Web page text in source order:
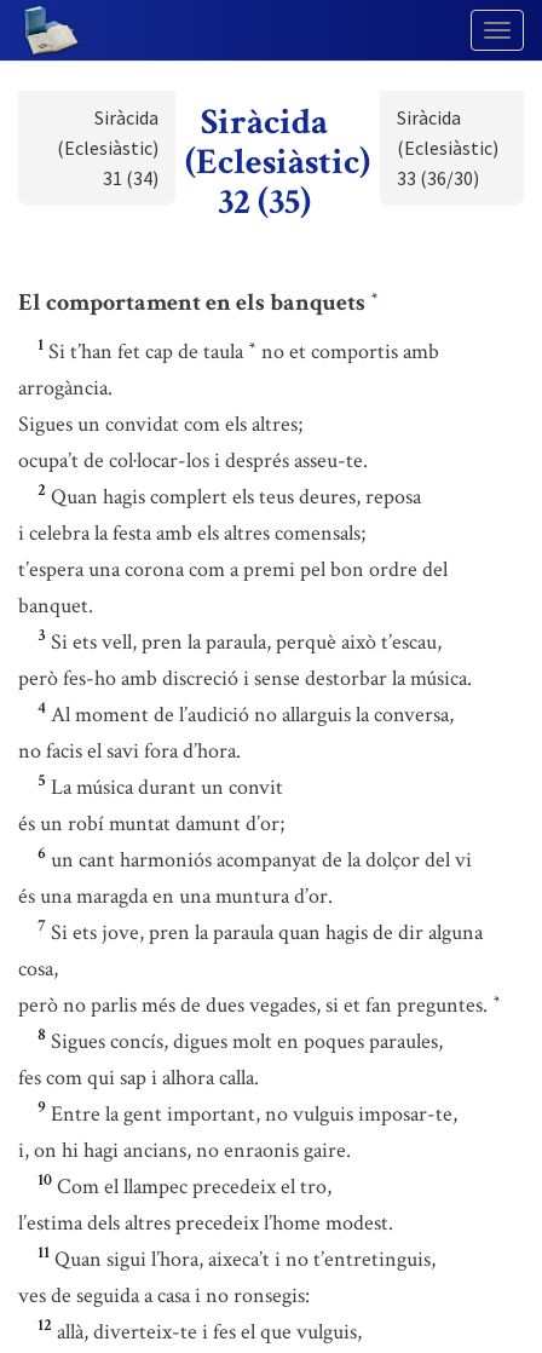
Siràcida
(Eclesiàstic)
31 (34)
Siràcida
(Eclesiàstic)
32 (35)
Siràcida
(Eclesiàstic)
33 (36/30)
El comportament en els banquets *
1 Si t’han fet cap de taula * no et comportis amb
arrogància.
Sigues un convidat com els altres;
ocupa’t de col·locar-los i després asseu-te.
2 Quan hagis complert els teus deures, reposa
i celebra la festa amb els altres comensals;
t’espera una corona com a premi pel bon ordre del
banquet.
3 Si ets vell, pren la paraula, perquè això t’escau,
però fes-ho amb discreció i sense destorbar la música.
4 Al moment de l’audició no allarguis la conversa,
no facis el savi fora d’hora.
5 La música durant un convit
és un robí muntat damunt d’or;
6 un cant harmoniós acompanyat de la dolçor del vi
és una maragda en una muntura d’or.
7 Si ets jove, pren la paraula quan hagis de dir alguna
cosa,
però no parlis més de dues vegades, si et fan preguntes. *
8 Sigues concís, digues molt en poques paraules,
fes com qui sap i alhora calla.
9 Entre la gent important, no vulguis imposar-te,
i, on hi hagi ancians, no enraonis gaire.
10 Com el llampec precedeix el tro,
l’estima dels altres precedeix l’home modest.
11 Quan sigui l’hora, aixeca’t i no t’entretinguis,
ves de seguida a casa i no ronsegis:
12 allà, diverteix-te i fes el que vulguis,